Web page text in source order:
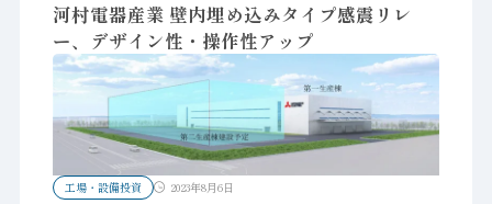
河村電器産業 壁内埋め込みタイプ感震リレ
ー、デザイン性・操作性アップ
工場・設備投資 2023年8月6日